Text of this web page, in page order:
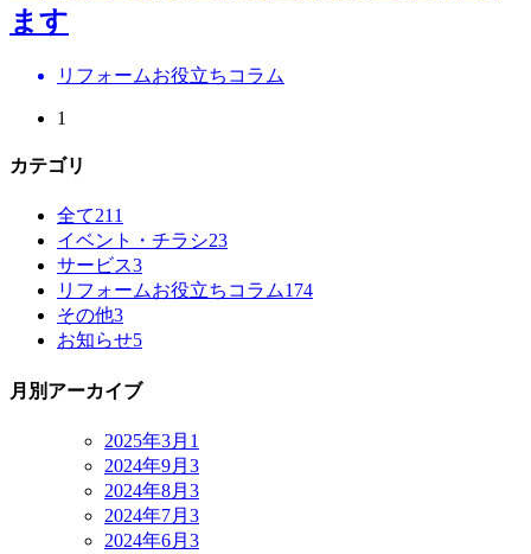
ます
リフォームお役立ちコラム
1
カテゴリ
全て211
イベント・チラシ23
サービス3
リフォームお役立ちコラム174
その他3
お知らせ5
月別アーカイブ
2025年3月 1
2024年9月 3
2024年8月 3
2024年7月 3
2024年6月 3